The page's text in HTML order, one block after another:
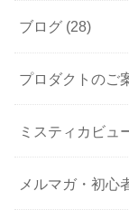
ブログ (28)
プロダクトのご
ミスティカビュ
メルマガ・初心